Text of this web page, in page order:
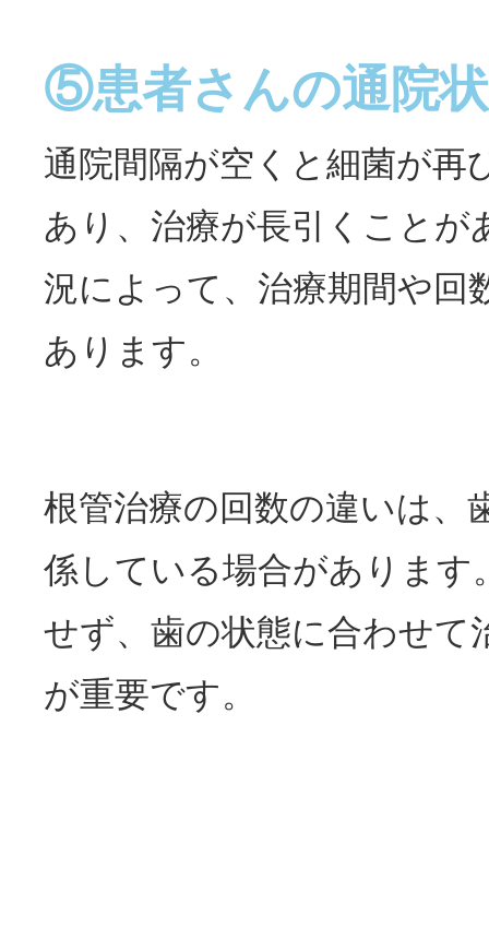
⑤患者さんの通院
通院間隔が空くと細菌が再
あり、治療が長引くことが
況によって、治療期間や回
あります。
根管治療の回数の違いは、
係している場合があります
せず、歯の状態に合わせて
が重要です。